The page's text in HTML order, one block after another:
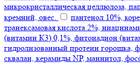
микрокристаллическая целлюлоза,
кремний, овес.
пантенол 10%,
транексамовая кислота 2%,
(витамин К3) 0,1%, фитонадион
гидролизованный протеин горошка,
сквалан, керамиды NP, маннитол,